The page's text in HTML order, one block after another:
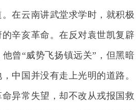
在云南讲武堂求学时，就积极
辛亥革命。在反对袁世凯复辟
曾“威势飞扬镇远关”，但黑暗
中国并没有走上光明的道路。
异常失望，却不改从戎报国救